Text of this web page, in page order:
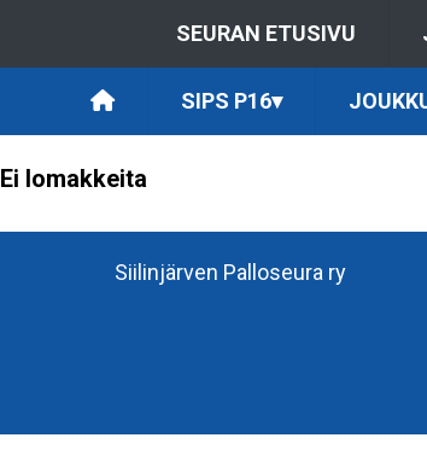
SEURAN ETUSIVU
SIPS P16▾
Ei lomakkeita
Siilinjärven Palloseura ry